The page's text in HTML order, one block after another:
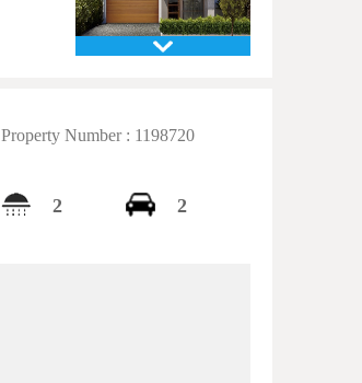
Property Number : 1198720
2 2